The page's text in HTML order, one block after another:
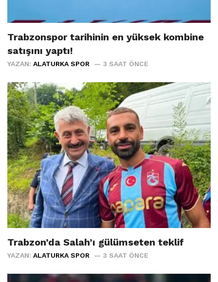
Trabzonspor tarihinin en yüksek kombine
satışını yaptı!
YAZAN: ALATURKA SPOR 3 SAAT ÖNCE
Trabzon’da Salah’ı gülümseten teklif
YAZAN: ALATURKA SPOR 3 SAAT ÖNCE